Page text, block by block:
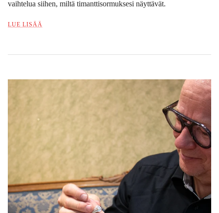
vaihtelua siihen, miltä timanttisormuksesi näyttävät.
LUE LISÄÄ